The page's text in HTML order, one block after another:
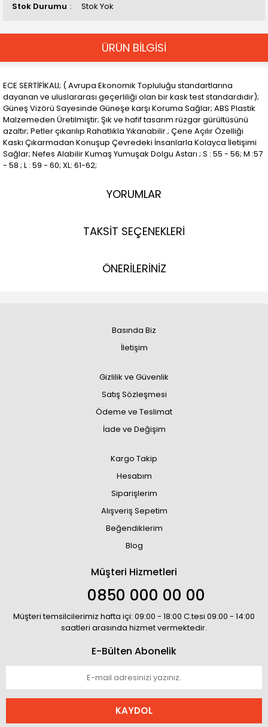
Stok Durumu Stok Yok
ÜRÜN BİLGİSİ
ECE SERTİFİKALI; ( Avrupa Ekonomik Topluluğu standartlarına
dayanan ve uluslararası geçerliliği olan bir kask test standardıdır);
Güneş Vizörü Sayesinde Güneşe karşı Koruma Sağlar; ABS Plastik
Malzemeden Üretilmiştir; Şık ve hafif tasarım rüzgar gürültüsünü
azaltır; Petler çıkarılıp Rahatlıkla Yıkanabilir.; Çene Açılır Özelliği
Kaskı Çıkarmadan Konuşup Çevredeki İnsanlarla Kolayca İletişimi
Sağlar; Nefes Alabilir Kumaş Yumuşak Dolgu Astarı ; S : 55 - 56; M :57
- 58 ; L : 59 - 60; XL: 61-62;
YORUMLAR
TAKSİT SEÇENEKLERİ
ÖNERİLERİNİZ
Basında Biz
İletişim
Gizlilik ve Güvenlik
Satış Sözleşmesi
Ödeme ve Teslimat
İade ve Değişim
Kargo Takip
Hesabım
Siparişlerim
Alışveriş Sepetim
Beğendiklerim
Blog
Müşteri Hizmetleri
0850 000 00 00
Müşteri temsilcilerimiz hafta içi: 09:00 - 18:00 C.tesi 09:00 - 14:00
saatleri arasında hizmet vermektedir.
E-Bülten Abonelik
KAYDOL